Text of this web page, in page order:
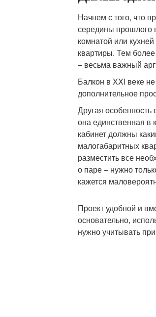
Начнем с того, что
середины прошлого
комнатой или
квартиры. Тем
– весьма важный
Балкон в XXI веке
дополнительное
Другая
она единственная в
кабинет должны
малогабаритных
разместить все
о паре – нужно
кажется
Проект удобной и
основательно,
нужно учитывать